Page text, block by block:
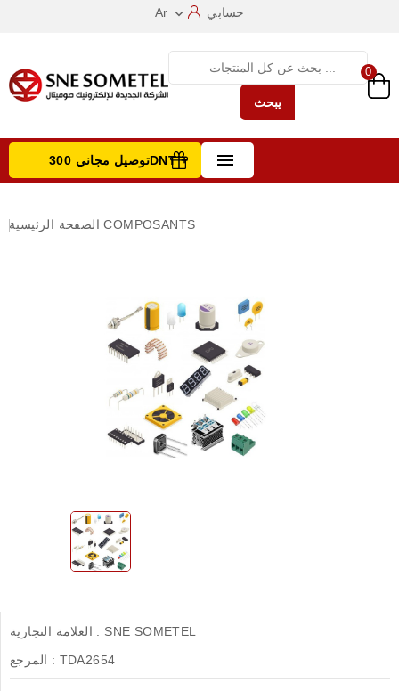
Ar  حسابي
يبحث
0
 توصيل مجاني 300DNT +
الصفحة الرئيسية COMPOSANTS
العلامة التجارية : SNE SOMETEL
المرجع : TDA2654